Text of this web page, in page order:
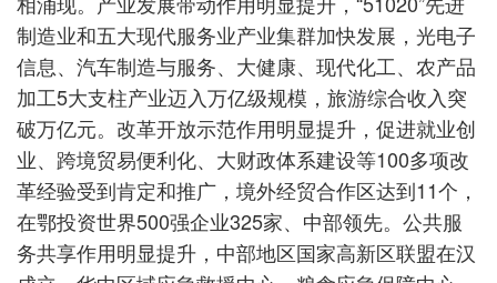
制造业和五大现代服务业产业集群加快发展，光电子
信息、汽车制造与服务、大健康、现代化工、农产品
加工5大支柱产业迈入万亿级规模，旅游综合收入突
破万亿元。改革开放示范作用明显提升，促进就业创
业、跨境贸易便利化、大财政体系建设等100多项改
革经验受到肯定和推广，境外经贸合作区达到11个，
在鄂投资世界500强企业325家、中部领先。公共服
务共享作用明显提升，中部地区国家高新区联盟在汉